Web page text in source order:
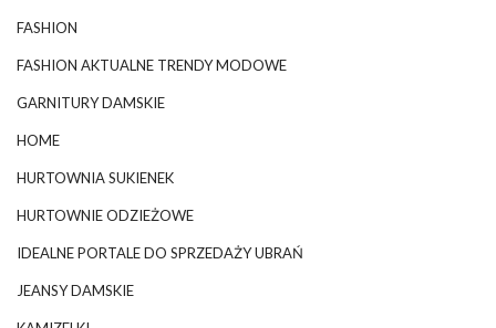
FASHION
FASHION AKTUALNE TRENDY MODOWE
GARNITURY DAMSKIE
HOME
HURTOWNIA SUKIENEK
HURTOWNIE ODZIEŻOWE
IDEALNE PORTALE DO SPRZEDAŻY UBRAŃ
JEANSY DAMSKIE